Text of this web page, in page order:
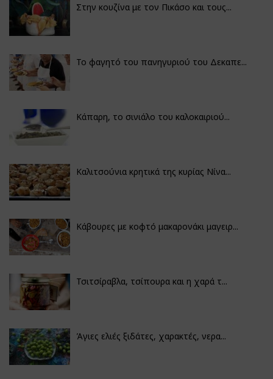
Στην κουζίνα με τον Πικάσο και τους...
Το φαγητό του πανηγυριού του Δεκαπε...
Κάπαρη, το σινιάλο του καλοκαιριού...
Καλιτσούνια κρητικά της κυρίας Νίνα...
Κάβουρες με κοφτό μακαρονάκι μαγειρ...
Τσιτσίραβλα, τσίπουρα και η χαρά τ...
Άγιες ελιές ξιδάτες, χαρακτές, νερα...